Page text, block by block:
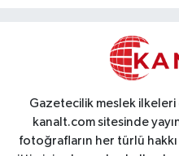
Gazetecilik meslek
kanalt.com sitesinde
fotoğrafların her türlü hakkı